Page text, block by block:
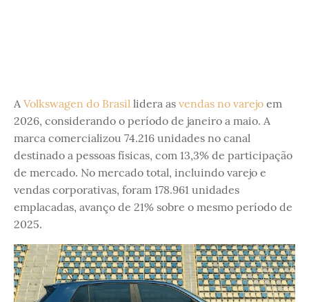
A Volkswagen do Brasil lidera as vendas no varejo em
2026, considerando o período de janeiro a maio. A
marca comercializou 74.216 unidades no canal
destinado a pessoas físicas, com 13,3% de participação
de mercado. No mercado total, incluindo varejo e
vendas corporativas, foram 178.961 unidades
emplacadas, avanço de 21% sobre o mesmo período de
2025.